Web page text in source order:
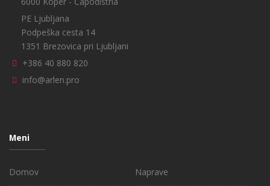
PE Ljubljana
Podpeška cesta 14
1351 Brezovica pri Ljubljani
+386 40 880 820
info@arlen.pro
Meni
Domov Naprave